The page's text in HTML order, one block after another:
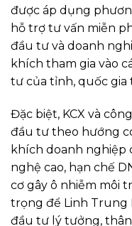
được áp dụng
hỗ trợ tư vấn miễn
đầu tư và doanh
khích tham gia vào
tư của tỉnh, quốc gia
Đặc biệt, KCX và
đầu tư theo hướng
khích doanh nghiệp
nghệ cao, hạn chế
cơ gây ô nhiễm môi
trọng để Linh Trung
đầu tư lý tưởng,